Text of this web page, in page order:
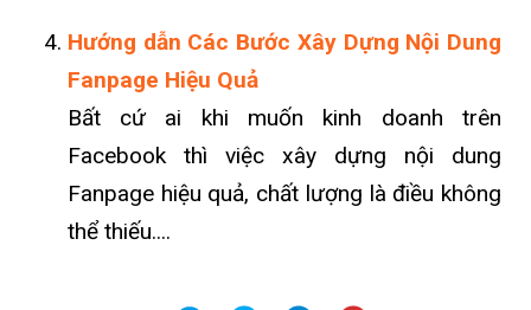
Hướng dẫn Các Bước Xây Dựng Nội Dung
Fanpage Hiệu Quả
Bất cứ ai khi muốn kinh doanh trên
Facebook thì việc xây dựng nội dung
Fanpage hiệu quả, chất lượng là điều không
thể thiếu....